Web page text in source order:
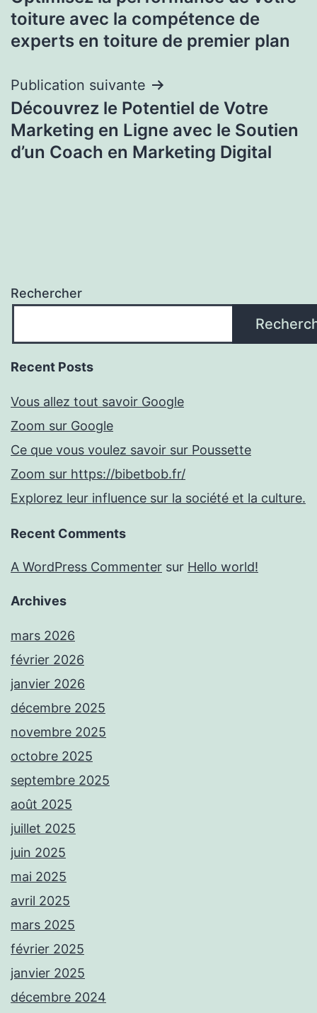
de
l’article
toiture avec la compétence de
experts en toiture de premier plan
Publication suivante
Découvrez le Potentiel de Votre
Marketing en Ligne avec le Soutien
d’un Coach en Marketing Digital
Rechercher
Recent Posts
Vous allez tout savoir Google
Zoom sur Google
Ce que vous voulez savoir sur Poussette
Zoom sur https://bibetbob.fr/
Explorez leur influence sur la société et la culture.
Recent Comments
A WordPress Commenter sur Hello world!
Archives
mars 2026
février 2026
janvier 2026
décembre 2025
novembre 2025
octobre 2025
septembre 2025
août 2025
juillet 2025
juin 2025
mai 2025
avril 2025
mars 2025
février 2025
janvier 2025
décembre 2024